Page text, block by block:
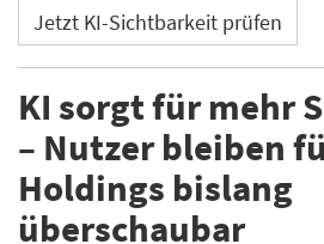
Jetzt KI-Sichtbarkeit prüfen
KI sorgt für mehr
– Nutzer bleiben
Holdings bislang
überschaubar